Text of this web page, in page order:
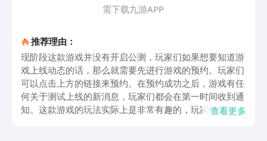
需 下 载 九 游 A P P
推荐理由：
现阶段这款游戏并没有开启公测，玩家们如果想要知道游
戏上线动态的话，那么就需要先进行游戏的预约。玩家们
可以点击上方的链接来预约。在预约成功之后，游戏有任
何关于测试上线的新消息，玩家们都会在第一时间收到通
知。这款游戏的玩法实际上是非常有趣的，玩家们需要和
查看更多